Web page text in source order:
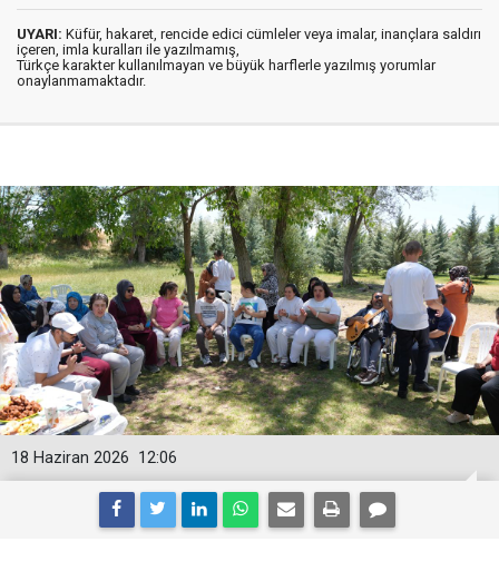
UYARI: Küfür, hakaret, rencide edici cümleler veya imalar, inançlara saldırı
içeren, imla kuralları ile yazılmamış,
Türkçe karakter kullanılmayan ve büyük harflerle yazılmış yorumlar
onaylanmamaktadır.
12:06
18 Haziran 2026